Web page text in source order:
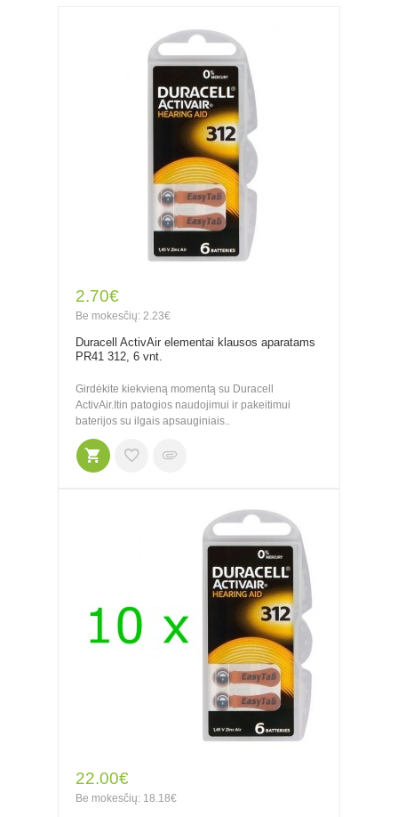
2.70€
Be mokesčių: 2.23€
Duracell ActivAir elementai klausos aparatams
PR41 312, 6 vnt.
Girdėkite kiekvieną momentą su Duracell
ActivAir.Itin patogios naudojimui ir pakeitimui
baterijos su ilgais apsauginiais..
22.00€
Be mokesčių: 18.18€